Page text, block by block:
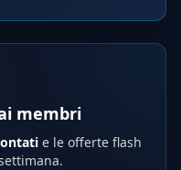
membri
e le offerte flash